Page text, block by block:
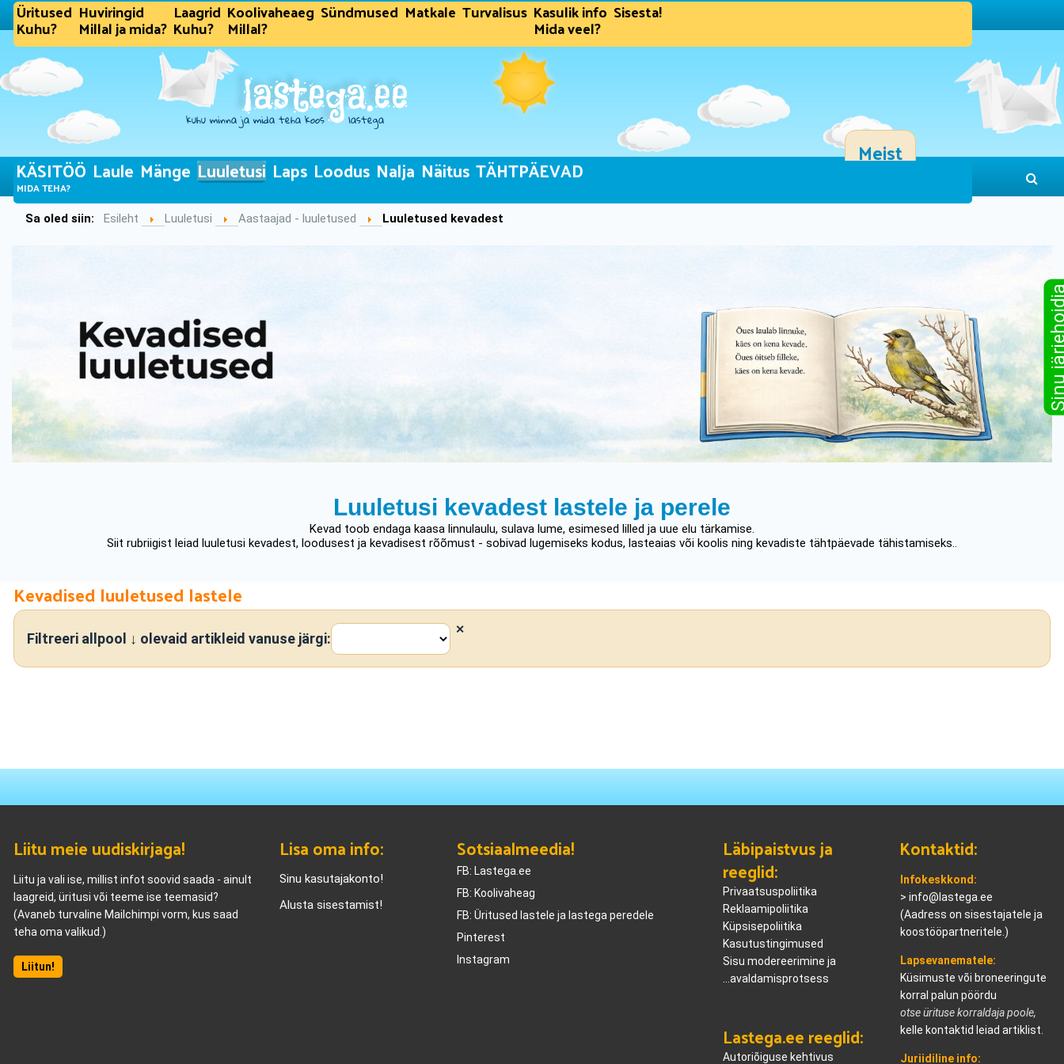
Üritused
Kuhu?
Huviringid
Millal ja mida?
Laagrid
Kuhu?
Koolivaheaeg
Millal?
Sündmused Matkale Turvalisus Kasulik info
Mida veel?
Sisesta!
Meist
KÄSITÖÖ
MIDA TEHA?
Laule Mänge Luuletusi Laps Loodus Nalja Näitus TÄHTPÄEVAD
Sa oled siin:Esileht Luuletusi Aastaajad - luuletused Luuletused kevadest
Luuletusi kevadest lastele ja perele
Kevad toob endaga kaasa linnulaulu, sulava lume, esimesed lilled ja uue elu tärkamise.
Siit rubriigist leiad luuletusi kevadest, loodusest ja kevadisest rõõmust - sobivad lugemiseks kodus, lasteaias või koolis ning kevadiste tähtpäevade tähistamiseks..
Kevadised luuletused lastele
Filtreeri allpool ↓ olevaid artikleid vanuse järgi:
Sinu
Liitu meie uudiskirjaga!
Liitu ja vali ise, millist infot soovid saada - ainult
laagreid, üritusi või teeme ise teemasid?
(Avaneb turvaline Mailchimpi vorm, kus saad
teha oma valikud.)
Liitun!
Lisa oma info:
Sinu kasutajakonto!
Alusta sisestamist!
Sotsiaalmeedia!
FB: Lastega.ee
FB: Koolivaheag
FB: Üritused lastele ja lastega peredele
Pinterest
Instagram
Läbipaistvus ja
reeglid:
Privaatsuspoliitika
Reklaamipoliitika
Küpsisepoliitika
Kasutustingimused
Sisu modereerimine ja
...avaldamisprotsess
Lastega.ee reeglid:
Autoriõiguse kehtivus
Kontaktid:
Infokeskkond:
>info@lastega.ee
(Aadress on sisestajatele ja
koostööpartneritele.)
Lapsevanematele:
Küsimuste või broneeringute
korral palun pöördu
otse ürituse korraldaja poole,
kelle kontaktid leiad artiklist.
Juriidiline info: